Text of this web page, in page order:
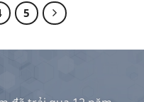
5